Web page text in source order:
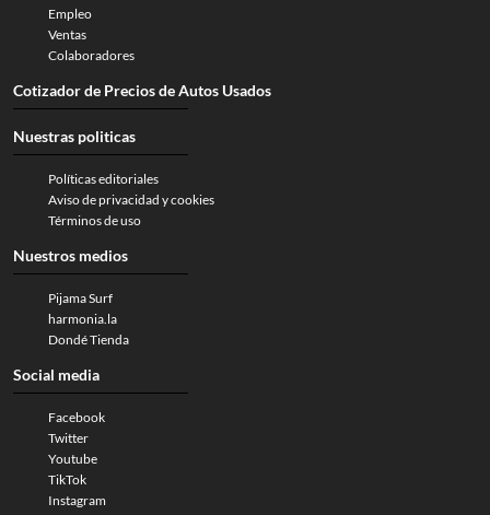
Empleo
Ventas
Colaboradores
Cotizador de Precios de Autos Usados
Nuestras politicas
Políticas editoriales
Aviso de privacidad y cookies
Términos de uso
Nuestros medios
Pijama Surf
harmonia.la
Dondé Tienda
Social media
Facebook
Twitter
Youtube
TikTok
Instagram